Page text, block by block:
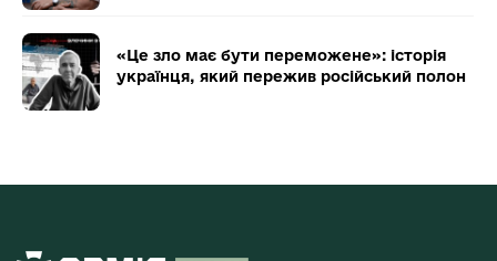
«Це зло має бути переможене»: історія
українця, який пережив російський полон